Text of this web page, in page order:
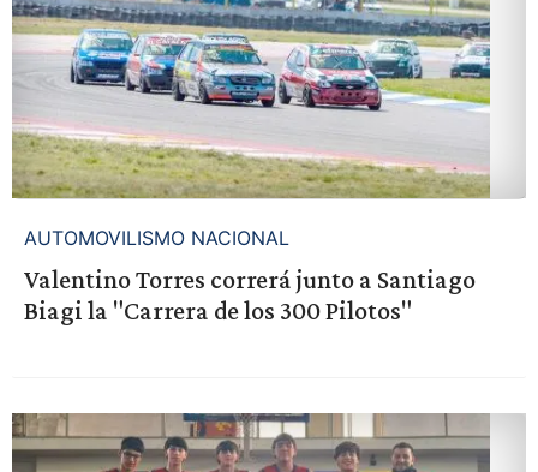
AUTOMOVILISMO NACIONAL
Valentino Torres correrá junto a Santiago
Biagi la "Carrera de los 300 Pilotos"